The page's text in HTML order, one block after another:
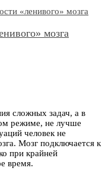
мозга
сложных задач, а в
режиме, не лучше
человек не
Мозг подключается к
при крайней
время.